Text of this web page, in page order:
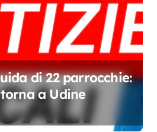
di 22 parrocchie:
a Udine